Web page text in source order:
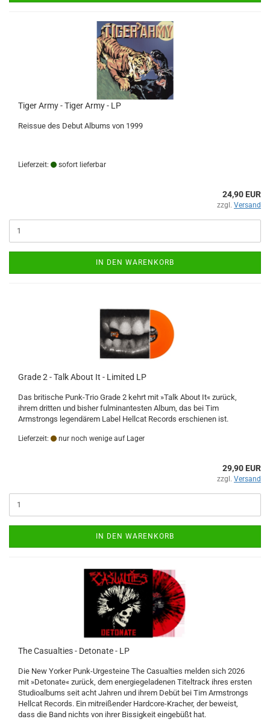
Tiger Army - Tiger Army - LP
Reissue des Debut Albums von 1999
Lieferzeit: sofort lieferbar
24,90 EUR
zzgl. Versand
IN DEN WARENKORB
Grade 2 - Talk About It - Limited LP
Das britische Punk-Trio Grade 2 kehrt mit »Talk About It« zurück,
ihrem dritten und bisher fulminantesten Album, das bei Tim
Armstrongs legendärem Label Hellcat Records erschienen ist.
Lieferzeit: nur noch wenige auf Lager
29,90 EUR
zzgl. Versand
IN DEN WARENKORB
The Casualties - Detonate - LP
Die New Yorker Punk-Urgesteine ​​The Casualties melden sich 2026
mit »Detonate« zurück, dem energiegeladenen Titeltrack ihres ersten
Studioalbums seit acht Jahren und ihrem Debüt bei Tim Armstrongs
Hellcat Records. Ein mitreißender Hardcore-Kracher, der beweist,
dass die Band nichts von ihrer Bissigkeit eingebüßt hat.